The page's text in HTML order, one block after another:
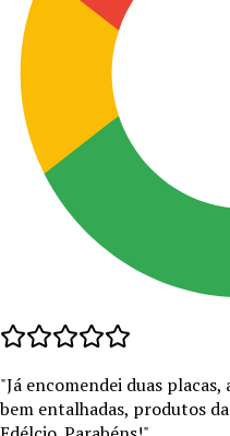
"Já encomendei duas
bem entalhadas, produtos